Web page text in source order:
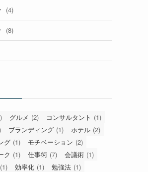
(4)
(8)
グルメ (2) コンサルタント (1)
ブランディング (1) ホテル (2)
グ (1) モチベーション (2)
ク (1) 仕事術 (7) 会議術 (1)
(1) 効率化 (1) 勉強法 (1)